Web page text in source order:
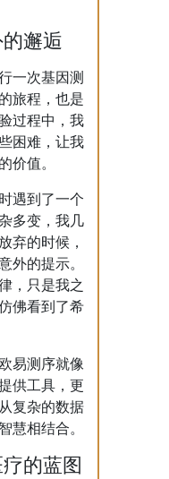
邂逅
一次基因测
旅程，也是
过程中，我
困难，让我
价值。
遇到了一个
多变，我几
弃的时候，
外的提示。
，只是我之
佛看到了希
易测序就像
供工具，更
复杂的数据
慧相结合。
的蓝图